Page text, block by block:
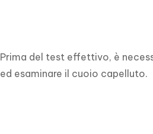
Prima del test effettivo, è
ed esaminare il cuoio capelluto.